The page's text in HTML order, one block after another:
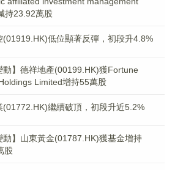
持23.92萬股
(01919.HK)低位顯著反彈，初段升4.8%
動】德祥地產(00199.HK)獲Fortune
Limited增持55萬股
(01772.HK)繼續破頂，初段升近5.2%
動】山東黃金(01787.HK)獲基金增持
股